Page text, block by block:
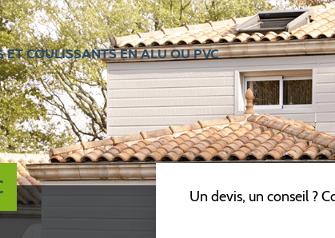
ET COULISSANTS EN ALU OU PVC
Un devis, un conseil ?